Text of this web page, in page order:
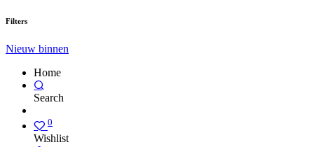
Filters
Nieuw binnen
Home
Search
0
Wishlist